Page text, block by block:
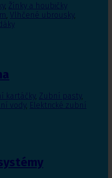
, Žínky a houbičky
, Vlhčené ubrousky,
kartáčky, Zubní pasty,
vody, Elektrické zubní